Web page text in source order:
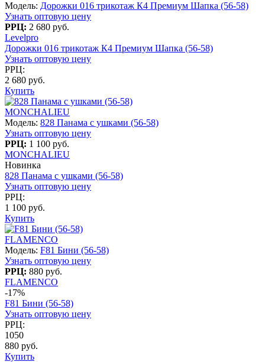
Модель: Дорожки 016 трикотаж К4 Премиум Шапка (56-58)
Узнать оптовую цену
РРЦ: 2 680 руб.
Levelpro
Дорожки 016 трикотаж К4 Премиум Шапка (56-58)
Узнать оптовую цену
РРЦ:
2 680 руб.
Купить
MONCHALIEU
Модель: 828 Панама с ушками (56-58)
Узнать оптовую цену
РРЦ: 1 100 руб.
MONCHALIEU
Новинка
828 Панама с ушками (56-58)
Узнать оптовую цену
РРЦ:
1 100 руб.
Купить
FLAMENCO
Модель: F81 Бини (56-58)
Узнать оптовую цену
РРЦ: 880 руб.
FLAMENCO
-17%
F81 Бини (56-58)
Узнать оптовую цену
РРЦ:
1050
880 руб.
Купить